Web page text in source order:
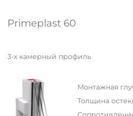
Primeplast 60
3-х камерный профиль
Монтажная
Толщина